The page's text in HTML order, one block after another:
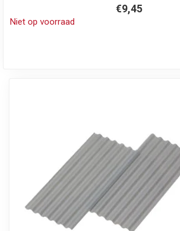
€9,45
Niet op voorraad